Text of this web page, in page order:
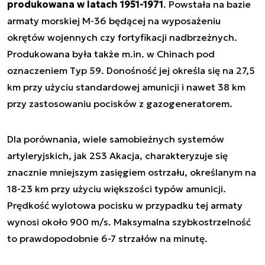
produkowana w latach 1951-1971. Powstała na bazie
armaty morskiej M-36 będącej na wyposażeniu
okrętów wojennych czy fortyfikacji nadbrzeżnych.
Produkowana była także m.in. w Chinach pod
oznaczeniem Typ 59. Donośność jej określa się na 27,5
km przy użyciu standardowej amunicji i nawet 38 km
przy zastosowaniu pocisków z gazogeneratorem.
Dla porównania, wiele samobieżnych systemów
artyleryjskich, jak 2S3 Akacja, charakteryzuje się
znacznie mniejszym zasięgiem ostrzału, określanym na
18-23 km przy użyciu większości typów amunicji.
Prędkość wylotowa pocisku w przypadku tej armaty
wynosi około 900 m/s. Maksymalna szybkostrzelność
to prawdopodobnie 6-7 strzałów na minutę.